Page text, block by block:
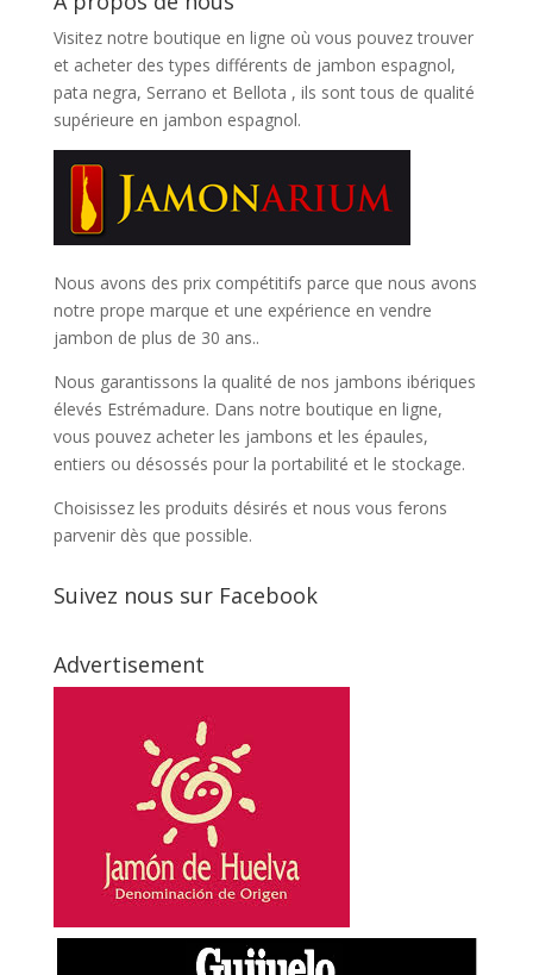
Visitez notre boutique en ligne où vous pouvez trouver
et acheter des types différents de jambon espagnol,
pata negra, Serrano et Bellota , ils sont tous de qualité
supérieure en jambon espagnol.
Nous avons des prix compétitifs parce que nous avons
notre prope marque et une expérience en vendre
jambon de plus de 30 ans..
Nous garantissons la qualité de nos jambons ibériques
élevés Estrémadure. Dans notre boutique en ligne,
vous pouvez acheter les jambons et les épaules,
entiers ou désossés pour la portabilité et le stockage.
Choisissez les produits désirés et nous vous ferons
parvenir dès que possible.
Suivez nous sur Facebook
Advertisement